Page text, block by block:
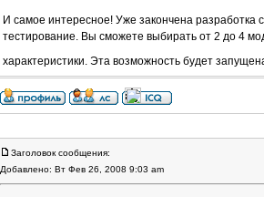
И самое интересное! Уже закончена
тестирование. Вы сможете выбирать от 2 до 4
характеристики. Эта возможность будет
Заголовок сообщения:
Добавлено: Вт Фев 26, 2008 9:03 am